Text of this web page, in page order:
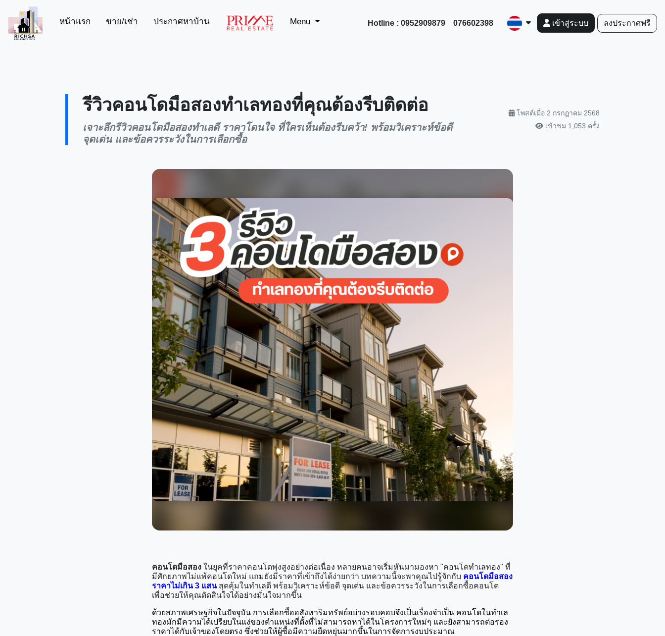
หน้าแรก (current)
ขาย/เช่า ประกาศหาบ้าน Menu Hotline : 0952909879 076602398 เข้าสู่ระบบ ลงประกาศฟรี
รีวิวคอนโดมือสองทำเลทองที่คุณต้องรีบติดต่อ
เจาะลึกรีวิวคอนโดมือสองทำเลดี ราคาโดนใจ ที่ใครเห็นต้องรีบคว้า! พร้อมวิเคราะห์ข้อดี
จุดเด่น และข้อควรระวังในการเลือกซื้อ
โพสต์เมื่อ 2 กรกฎาคม 2568
เข้าชม 1,053 ครั้ง
คอนโดมือสอง ในยุคที่ราคาคอนโดพุ่งสูงอย่างต่อเนื่อง หลายคนอาจเริ่มหันมามองหา "คอนโดทำเลทอง" ที่
มีศักยภาพไม่แพ้คอนโดใหม่ แถมยังมีราคาที่เข้าถึงได้ง่ายกว่า บทความนี้จะพาคุณไปรู้จักกับ คอนโดมือสอง
ราคาไม่เกิน 3 แสนสุดคุ้มในทำเลดี พร้อมวิเคราะห์ข้อดี จุดเด่น และข้อควรระวังในการเลือกซื้อคอนโด
เพื่อช่วยให้คุณตัดสินใจได้อย่างมั่นใจมากขึ้น
ด้วยสภาพเศรษฐกิจในปัจจุบัน การเลือกซื้ออสังหาริมทรัพย์อย่างรอบคอบจึงเป็นเรื่องจำเป็น คอนโดในทำเล
ทองมักมีความได้เปรียบในแง่ของตำแหน่งที่ตั้งที่ไม่สามารถหาได้ในโครงการใหม่ๆ และยังสามารถต่อรอง
ราคาได้กับเจ้าของโดยตรง ซึ่งช่วยให้ผู้ซื้อมีความยืดหยุ่นมากขึ้นในการจัดการงบประมาณ